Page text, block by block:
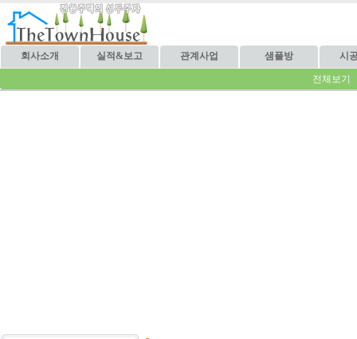
회사소개 실적&보고 관계사업 샘플방 시
전체보기